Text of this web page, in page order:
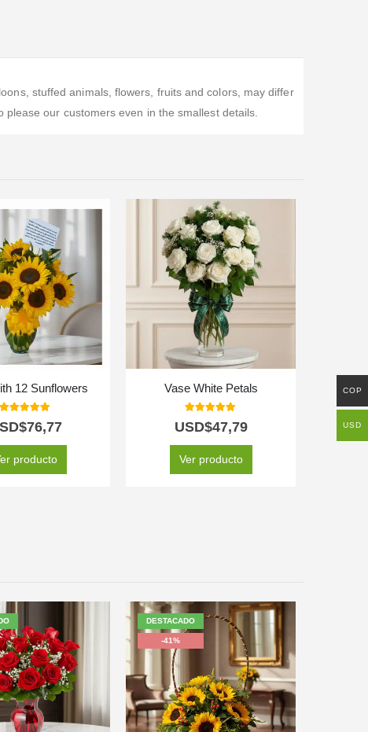
stuffed animals, flowers, fruits and colors, may differ
our customers even in the smallest details.
12 Sunflowers
out of 5
76,77
producto
Vase White Petals
out of 5
USD$47,79
Ver producto
DESTACADO
-41%
COP
USD